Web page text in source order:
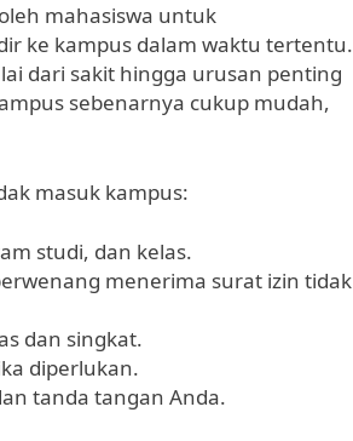
mahasiswa untuk
ke kampus dalam waktu tertentu.
dari sakit hingga urusan penting
sebenarnya cukup mudah,
masuk kampus:
studi, dan kelas.
menerima surat izin tidak
dan singkat.
diperlukan.
tanda tangan Anda.